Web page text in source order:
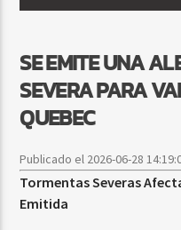
9:00 AM
SE EMITE UNA
SEVERA PARA
QUEBEC
Publicado el 2026-06-28
Tormentas Severas
Emitida